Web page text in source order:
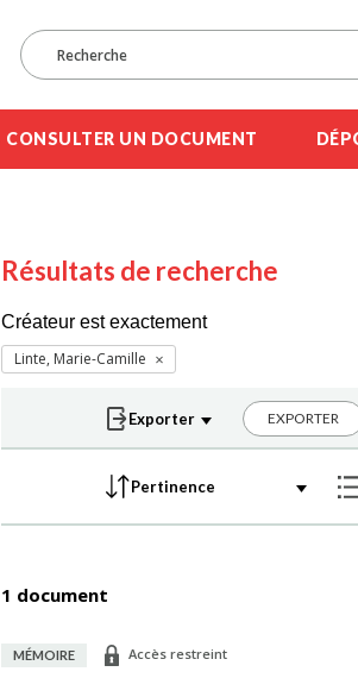
CONSULTER UN DOCUMENT
Résultats de recherche
Créateur est exactement
Linte, Marie-Camille
EXPORTER
1 document
MÉMOIRE Accès restreint